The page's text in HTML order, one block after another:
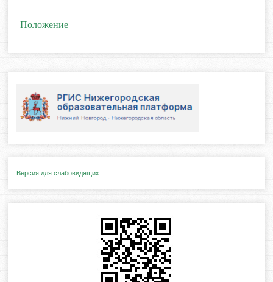
Положение
Версия для слабовидящих